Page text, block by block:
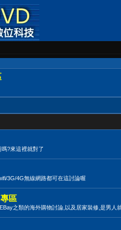
?來這裡就對了
3G/4G無線網路都可在這討論喔
區
之類的海外購物討論,以及居家裝修,是男人